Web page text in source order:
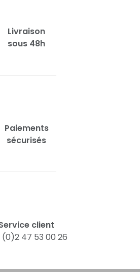
Livraison
sous 48h
Paiements
sécurisés
client
(0)2 47 53 00 26